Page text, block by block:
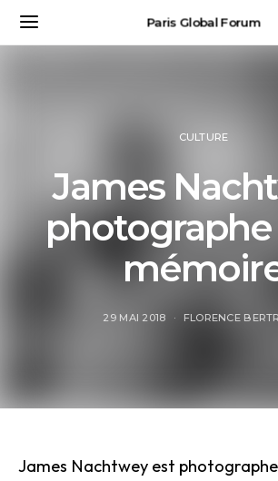
Paris Global Forum
CULTURE
James
photographe
29 MAI 2018 FLORENCE
James Nachtwey est